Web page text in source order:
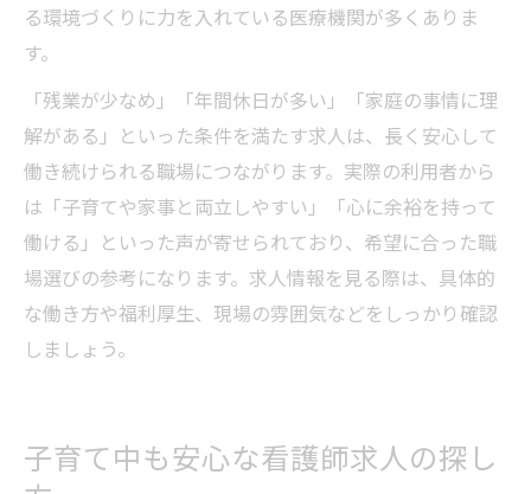
る環境づくりに力を入れている医療機関が多くありま
す。
「残業が少なめ」「年間休日が多い」「家庭の事情に理
解がある」といった条件を満たす求人は、長く安心して
働き続けられる職場につながります。実際の利用者から
は「子育てや家事と両立しやすい」「心に余裕を持って
働ける」といった声が寄せられており、希望に合った職
場選びの参考になります。求人情報を見る際は、具体的
な働き方や福利厚生、現場の雰囲気などをしっかり確認
しましょう。
子育て中も安心な看護師求人の探し